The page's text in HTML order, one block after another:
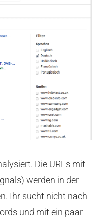
Die URLs mit
werden in der
Ihr sucht nicht nach
und mit ein paar